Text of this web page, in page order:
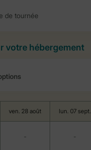
votre hébergement
ven. 28 août lun. 07 sept.
- -